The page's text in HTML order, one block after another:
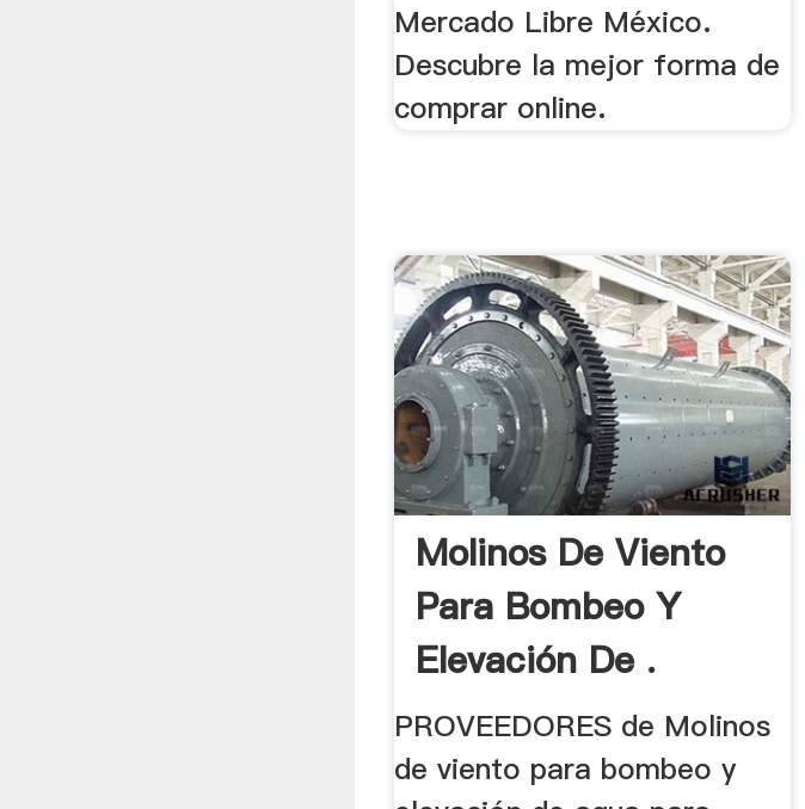
Mercado Libre México.
Descubre la mejor forma de
comprar online.
Molinos De Viento
Para Bombeo Y
Elevación De .
PROVEEDORES de Molinos
de viento para bombeo y